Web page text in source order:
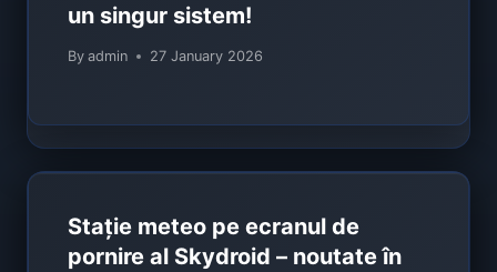
un singur sistem!
By admin 27 January 2026
Stație meteo pe ecranul de
pornire al Skydroid – noutate în